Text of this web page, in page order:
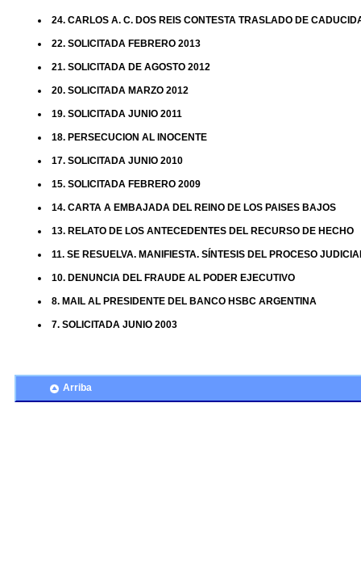
24. CARLOS A. C. DOS REIS CONTESTA TRASLADO DE
22. SOLICITADA FEBRERO 2013
21. SOLICITADA DE AGOSTO 2012
20. SOLICITADA MARZO 2012
19. SOLICITADA JUNIO 2011
18. PERSECUCION AL INOCENTE
17. SOLICITADA JUNIO 2010
15. SOLICITADA FEBRERO 2009
14. CARTA A EMBAJADA DEL REINO DE LOS PAISES BAJOS
13. RELATO DE LOS ANTECEDENTES DEL RECURSO DE HECHO
11. SE RESUELVA. MANIFIESTA. SÍNTESIS DEL PROCESO
10. DENUNCIA DEL FRAUDE AL PODER EJECUTIVO
8. MAIL AL PRESIDENTE DEL BANCO HSBC ARGENTINA
7. SOLICITADA JUNIO 2003
Arriba